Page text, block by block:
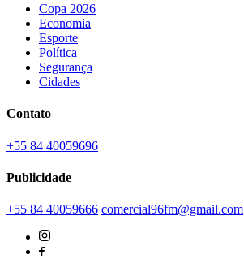
Copa 2026
Economia
Esporte
Política
Segurança
Cidades
Contato
+55 84 40059696
Publicidade
+55 84 40059666 comercial96fm@gmail.com